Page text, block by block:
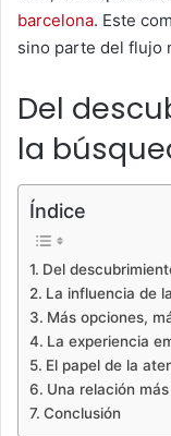
barcelona. Este
sino parte del flujo
Del
la
Índice
Del
La influencia de
Más opciones,
La experiencia
El papel de la
Una relación
Conclusión